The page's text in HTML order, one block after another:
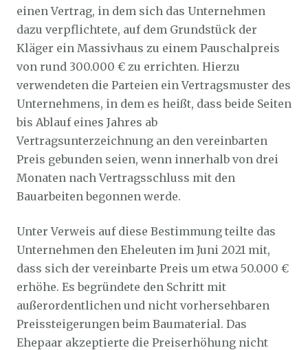
einen Vertrag, in dem sich das Unternehmen
dazu verpflichtete, auf dem Grundstück der
Kläger ein Massivhaus zu einem Pauschalpreis
von rund 300.000 € zu errichten. Hierzu
verwendeten die Parteien ein Vertragsmuster des
Unternehmens, in dem es heißt, dass beide Seiten
bis Ablauf eines Jahres ab
Vertragsunterzeichnung an den vereinbarten
Preis gebunden seien, wenn innerhalb von drei
Monaten nach Vertragsschluss mit den
Bauarbeiten begonnen werde.
Unter Verweis auf diese Bestimmung teilte das
Unternehmen den Eheleuten im Juni 2021 mit,
dass sich der vereinbarte Preis um etwa 50.000 €
erhöhe. Es begründete den Schritt mit
außerordentlichen und nicht vorhersehbaren
Preissteigerungen beim Baumaterial. Das
Ehepaar akzeptierte die Preiserhöhung nicht